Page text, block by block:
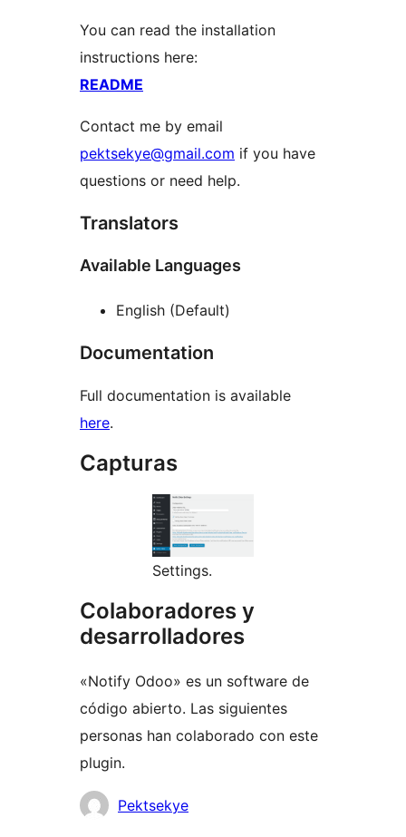
You can read the installation
instructions here:
README
Contact me by email
pektsekye@gmail.com if you have
questions or need help.
Translators
Available Languages
English (Default)
Documentation
Full documentation is available
here.
Capturas
Settings.
Colaboradores y
desarrolladores
«Notify Odoo» es un software de
código abierto. Las siguientes
personas han colaborado con este
plugin.
Colaboradores
Pektsekye